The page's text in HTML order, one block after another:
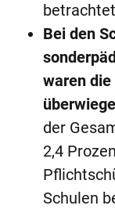
Bei den
waren
der
2,4
Schulen